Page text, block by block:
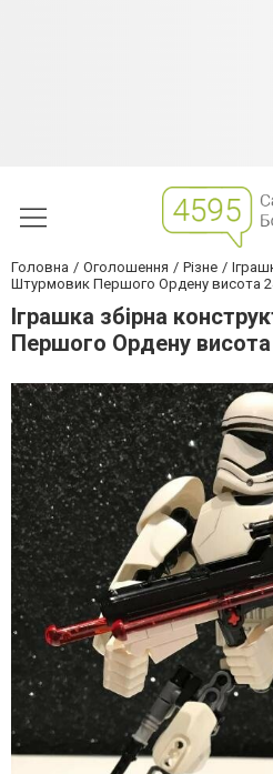
Головна Оголошення Різне
Штурмовик Першого Ордену висота
Іграшка збірна
Першого Ордену